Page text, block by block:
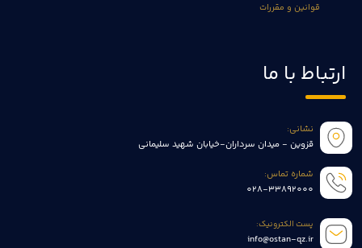
قوانین و مقررات
ارتباط با ما
نشانی:
قزوین - میدان سرداران-خیابان شهید سلیمانی
شماره تماس:
028-33892000
پست الکترونیک:
info@ostan-qz.ir